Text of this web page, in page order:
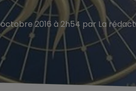
octobre 2016 à 2h54 par La